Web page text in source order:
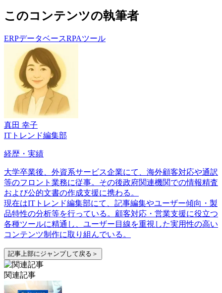
このコンテンツの執筆者
ERPデータベースRPAツール
真田 幸子
ITトレンド編集部
経歴・実績
大学卒業後、外資系サービス企業にて、海外顧客対応や通訳
等のフロント業務に従事。その後政府関連機関での情報精査
および公的文書の作成支援に携わる。
現在はITトレンド編集部にて、記事編集やユーザー傾向・製
品特性の分析等を行っている。顧客対応・営業支援に役立つ
各種ツールに精通し、ユーザー目線を重視した実用性の高い
コンテンツ制作に取り組んでいる。
記事上部にジャンプして戻る＞
関連記事